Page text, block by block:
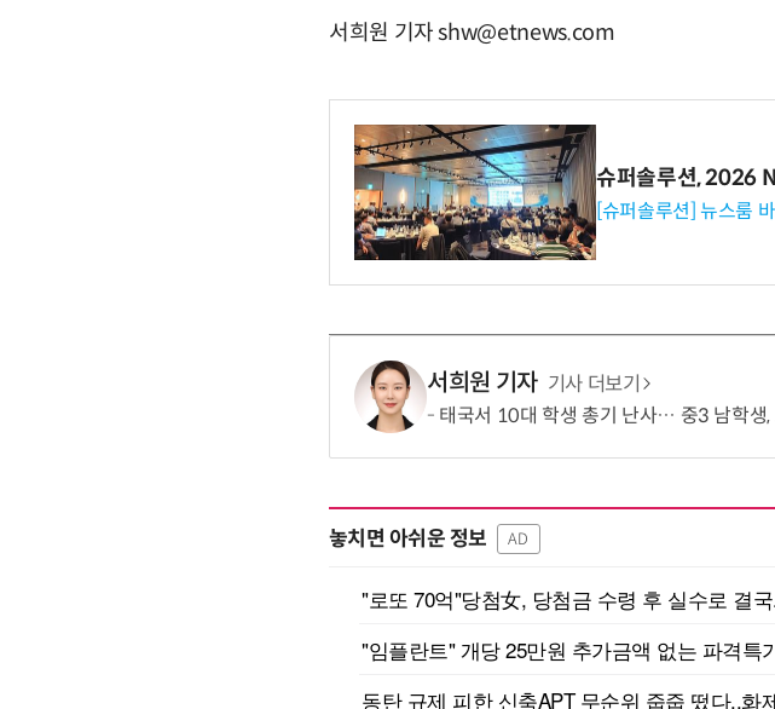
서희원 기자 shw@etnews.com
슈퍼솔루션, 2026
[슈퍼솔루션] 뉴스룸
서희원 기자 기사 더보기
태국서 10대 학생 총기 난사… 중3 남학생,
놓치면 아쉬운 정보 AD